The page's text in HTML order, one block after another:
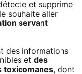
et supprime
souhaite aller
servant
des informations
et des
toxicomanes, dont